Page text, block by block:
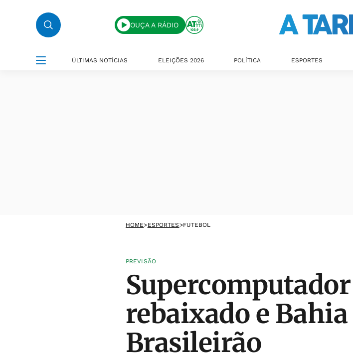
OUÇA A RÁDIO
ÚLTIMAS NOTÍCIAS ELEIÇÕES 2026 POLÍTICA ESPORTES
HOME>ESPORTES>FUTEBOL
PREVISÃO
rebaixado e Bahia
Brasileirão